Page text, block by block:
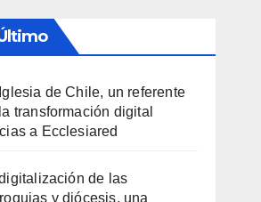
de Chile, un referente
transformación digital
a Ecclesiared
de las
y diócesis, una